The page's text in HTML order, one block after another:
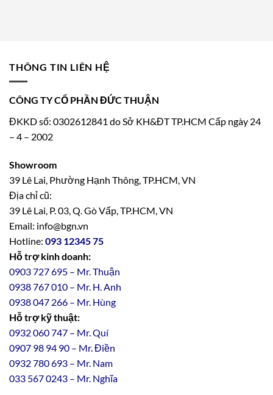
THÔNG TIN LIÊN HỆ
CÔNG TY CỔ PHẦN ĐỨC THUẬN
ĐKKD số: 0302612841 do Sở KH&ĐT TP.HCM Cấp ngày 24
– 4 – 2002
Showroom
39 Lê Lai, Phường Hạnh Thông, TP.HCM, VN
Địa chỉ cũ:
39 Lê Lai, P. 03, Q. Gò Vấp, TP.HCM, VN
Email: info@bgn.vn
Hotline: 093 12345 75
Hỗ trợ kinh doanh:
0903 727 695 – Mr. Thuận
0938 767 010 – Mr. H. Anh
0938 047 266 – Mr. Hùng
Hỗ trợ kỹ thuật:
0932 060 747 – Mr. Quí
0907 98 94 90 – Mr. Điền
0932780693 – Mr. Nam
033 567 0243 – Mr. Nghĩa